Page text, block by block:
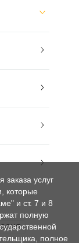
услуг
которые
и ст. 7 и 8
полную
полное